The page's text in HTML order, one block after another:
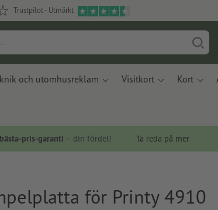
Trustpilot - Utmärkt
och utomhusreklam Visitkort Kort
pris-garanti – din fördel! Ta reda på mer
för Printy 4910